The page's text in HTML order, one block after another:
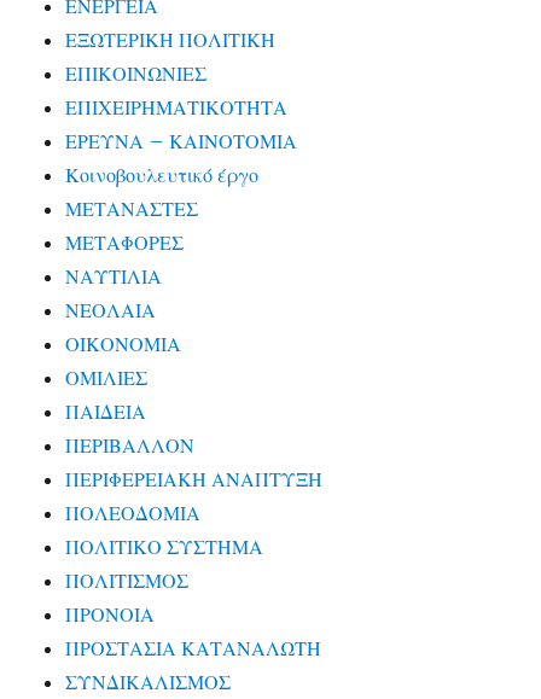
ΕΝΕΡΓΕΙΑ
ΕΞΩΤΕΡΙΚΗ ΠΟΛΙΤΙΚΗ
ΕΠΙΚΟΙΝΩΝΙΕΣ
ΕΠΙΧΕΙΡΗΜΑΤΙΚΟΤΗΤΑ
ΕΡΕΥΝΑ – ΚΑΙΝΟΤΟΜΙΑ
Κοινοβουλευτικό έργο
ΜΕΤΑΝΑΣΤΕΣ
ΜΕΤΑΦΟΡΕΣ
ΝΑΥΤΙΛΙΑ
ΝΕΟΛΑΙΑ
ΟΙΚΟΝΟΜΙΑ
ΟΜΙΛΙΕΣ
ΠΑΙΔΕΙΑ
ΠΕΡΙΒΑΛΛΟΝ
ΠΕΡΙΦΕΡΕΙΑΚΗ ΑΝΑΠΤΥΞΗ
ΠΟΛΕΟΔΟΜΙΑ
ΠΟΛΙΤΙΚΟ ΣΥΣΤΗΜΑ
ΠΟΛΙΤΙΣΜΟΣ
ΠΡΟΝΟΙΑ
ΠΡΟΣΤΑΣΙΑ ΚΑΤΑΝΑΛΩΤΗ
ΣΥΝΔΙΚΑΛΙΣΜΟΣ